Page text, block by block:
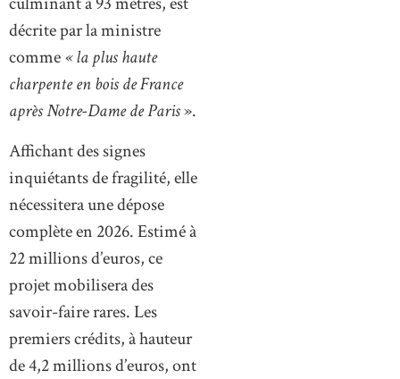
décrite par la ministre
comme« la plus haute
charpente en bois de France
après Notre-Dame de Paris».
Affichant des signes
inquiétants de fragilité, elle
nécessitera une dépose
complète en 2026. Estimé à
22 millions d’euros, ce
projet mobilisera des
savoir-faire rares. Les
premiers crédits, à hauteur
de 4,2 millions d’euros, ont